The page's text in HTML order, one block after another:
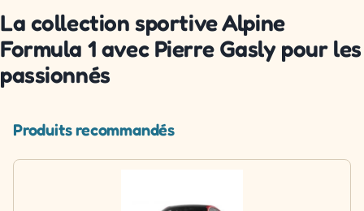
La collection sportive Alpine
Formula 1 avec Pierre Gasly pour les
passionnés
Produits recommandés